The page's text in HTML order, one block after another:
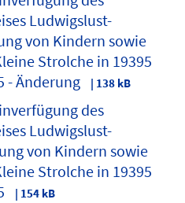
Ludwigslust-
von Kindern sowie
Strolche in 19395
- Änderung
| 138 kB
des
Ludwigslust-
von Kindern sowie
Strolche in 19395
| 154 kB